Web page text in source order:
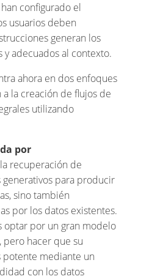
configurado el
usuarios deben
generan los
y adecuados al contexto.
ahora en dos enfoques
la creación de flujos de
utilizando
por
recuperación de
para producir
sino también
por los datos existentes.
optar por un gran modelo
pero hacer que su
potente mediante un
con los datos